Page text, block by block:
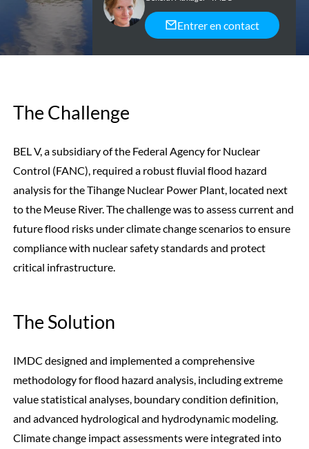
Entrer en contact
The Challenge
BEL V, a subsidiary of the Federal Agency for Nuclear
Control (FANC), required a robust fluvial flood hazard
analysis for the Tihange Nuclear Power Plant, located next
to the Meuse River. The challenge was to assess current and
future flood risks under climate change scenarios to ensure
compliance with nuclear safety standards and protect
critical infrastructure.
The Solution
IMDC designed and implemented a comprehensive
methodology for flood hazard analysis, including extreme
value statistical analyses, boundary condition definition,
and advanced hydrological and hydrodynamic modeling.
Climate change impact assessments were integrated into